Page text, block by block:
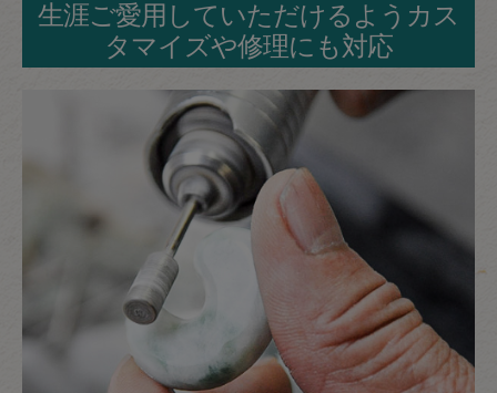
生涯ご愛用していただけるようカス
タマイズや修理にも対応